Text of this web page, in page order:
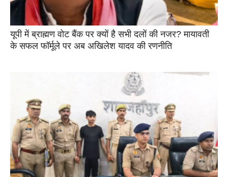
यूपी में ब्राह्मण वोट बैंक पर क्यों है सभी दलों की नजर? मायावती
के सफल फॉर्मूले पर अब अखिलेश यादव की रणनीति